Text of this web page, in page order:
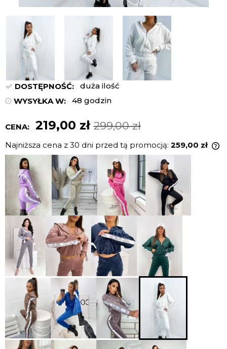
DOSTĘPNOŚĆ:
duża ilość
WYSYŁKA W:
48 godzin
CENA: 219,00 zł 299,00 zł
Najniższa cena z 30 dni przed tą promocją: 259,00 zł